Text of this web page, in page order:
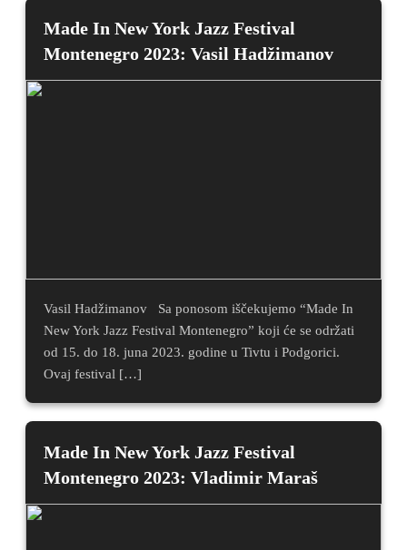
Made In New York Jazz Festival
Montenegro 2023: Vasil Hadžimanov
Vasil Hadžimanov Sa ponosom iščekujemo “Made In
New York Jazz Festival Montenegro” koji će se održati
od 15. do 18. juna 2023. godine u Tivtu i Podgorici.
Ovaj festival […]
Made In New York Jazz Festival
Montenegro 2023: Vladimir Maraš